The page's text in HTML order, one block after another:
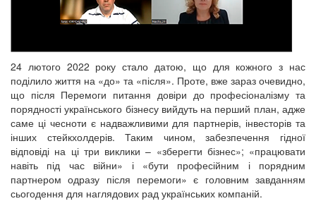
24 лютого 2022 року стало датою, що для кожного з нас
поділило життя на «до» та «після». Проте, вже зараз очевидно,
що після Перемоги питання довіри до професіоналізму та
порядності українського бізнесу вийдуть на перший план, адже
саме ці чесноти є надважливими для партнерів, інвесторів та
інших стейкхолдерів. Таким чином, забезпечення гідної
відповіді на ці три виклики – «зберегти бізнес»; «працювати
навіть під час війни» і «бути професійним і порядним
партнером одразу після перемоги» є головним завданням
сьогодення для наглядових рад українських компаній.